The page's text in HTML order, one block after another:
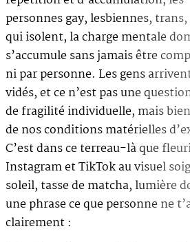
personnes gay, lesbiennes,
qui isolent, la charge mentale
s’accumule sans jamais être
ni par personne. Les gens
vidés, et ce n’est pas une
de fragilité individuelle, mais
de nos conditions matérielles
C’est dans ce terreau-là que
Instagram et TikTok au visuel
soleil, tasse de matcha, lumière
une phrase ce que personne ne
clairement :